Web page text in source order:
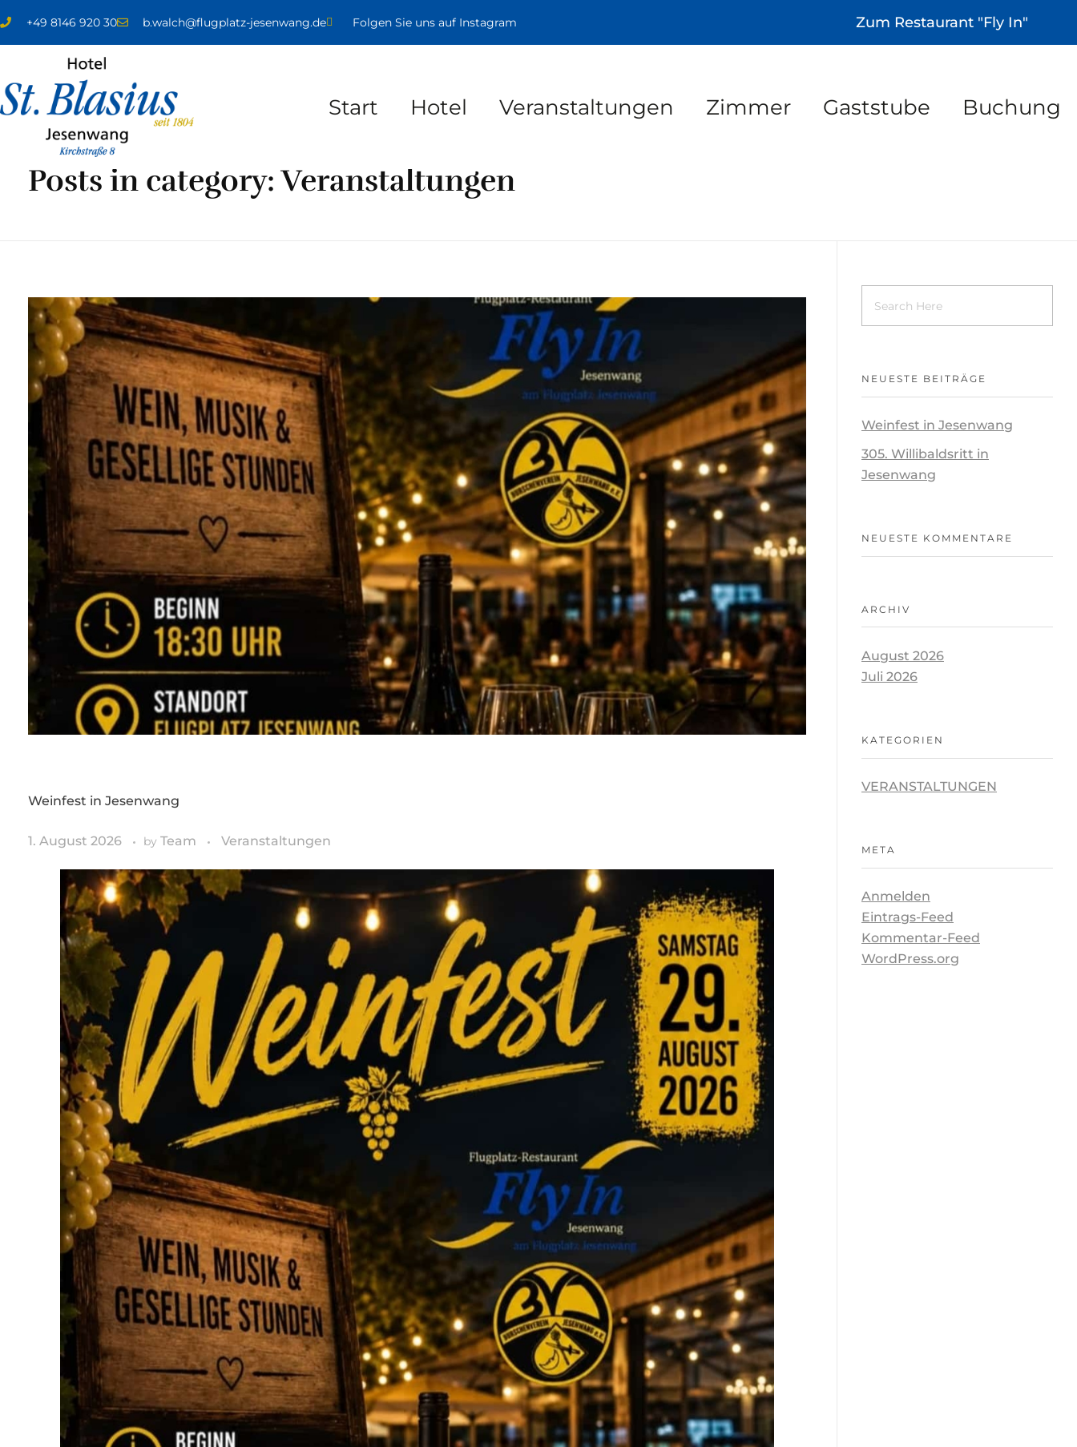
+49 8146 920 30 b.walch@flugplatz-jesenwang.de Folgen Sie uns auf Instagram Zum Restaurant "Fly In"
Start Hotel Veranstaltungen Zimmer Gaststube Buchung
Home Veranstaltungen
Posts in category: Veranstaltungen
Weinfest in Jesenwang
1. August 2026 by Team Veranstaltungen
NEUESTE BEITRÄGE
Weinfest in Jesenwang
305. Willibaldsritt in
Jesenwang
NEUESTE KOMMENTARE
ARCHIV
August 2026
Juli 2026
KATEGORIEN
VERANSTALTUNGEN
META
Anmelden
Eintrags-Feed
Kommentar-Feed
WordPress.org